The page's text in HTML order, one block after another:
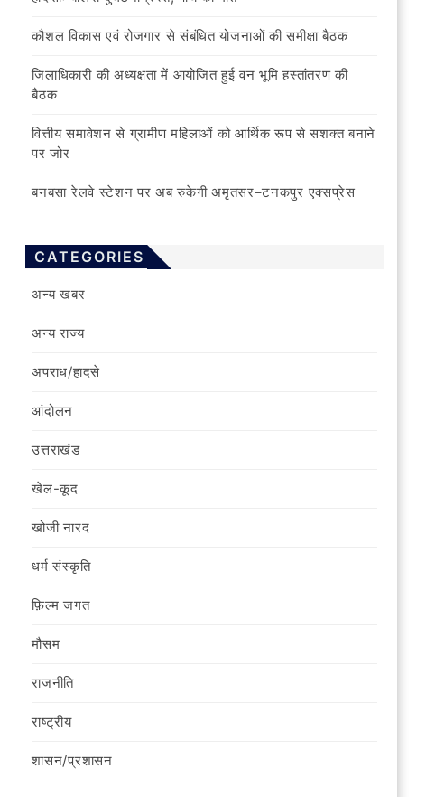
कौशल विकास एवं रोजगार से संबंधित योजनाओं की समीक्षा बैठक
जिलाधिकारी की अध्यक्षता में आयोजित हुई वन भूमि हस्तांतरण की
बैठक
वित्तीय समावेशन से ग्रामीण महिलाओं को आर्थिक रूप से सशक्त बनाने
पर जोर
बनबसा रेलवे स्टेशन पर अब रुकेगी अमृतसर–टनकपुर एक्सप्रेस
CATEGORIES
अन्य खबर
अन्य राज्य
अपराध/हादसे
आंदोलन
उत्तराखंड
खेल-कूद
खोजी नारद
धर्म संस्कृति
फ़िल्‍म जगत
मौसम
राजनीति
राष्ट्रीय
शासन/प्रशासन